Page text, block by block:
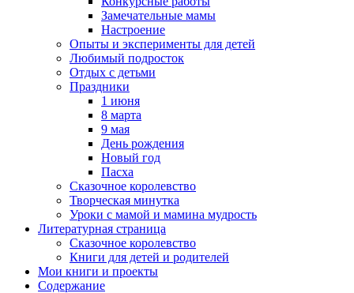
Замечательные мамы
Настроение
Опыты и эксперименты для детей
Любимый подросток
Отдых с детьми
Праздники
1 июня
8 марта
9 мая
День рождения
Новый год
Пасха
Сказочное королевство
Творческая минутка
Уроки с мамой и мамина мудрость
Литературная страница
Сказочное королевство
Книги для детей и родителей
Мои книги и проекты
Содержание